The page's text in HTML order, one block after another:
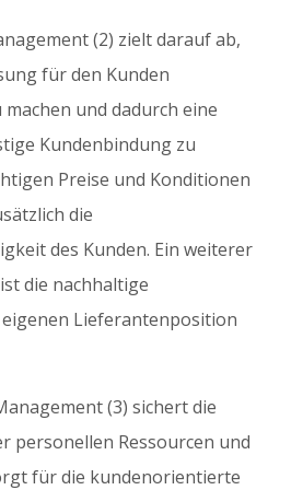
(2) zielt darauf ab,
für den Kunden
und dadurch eine
Kundenbindung zu
Preise und Konditionen
die
des Kunden. Ein weiterer
die nachhaltige
Lieferantenposition
(3) sichert die
personellen Ressourcen und
für die kundenorientierte